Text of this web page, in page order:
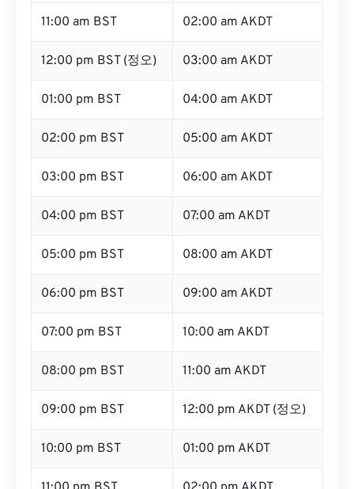
11:00 am BST 02:00 am AKDT
12:00 pm BST (정오) 03:00 am AKDT
01:00 pm BST 04:00 am AKDT
02:00 pm BST 05:00 am AKDT
03:00 pm BST 06:00 am AKDT
04:00 pm BST 07:00 am AKDT
05:00 pm BST 08:00 am AKDT
06:00 pm BST 09:00 am AKDT
07:00 pm BST 10:00 am AKDT
08:00 pm BST 11:00 am AKDT
09:00 pm BST 12:00 pm AKDT (정오)
10:00 pm BST 01:00 pm AKDT